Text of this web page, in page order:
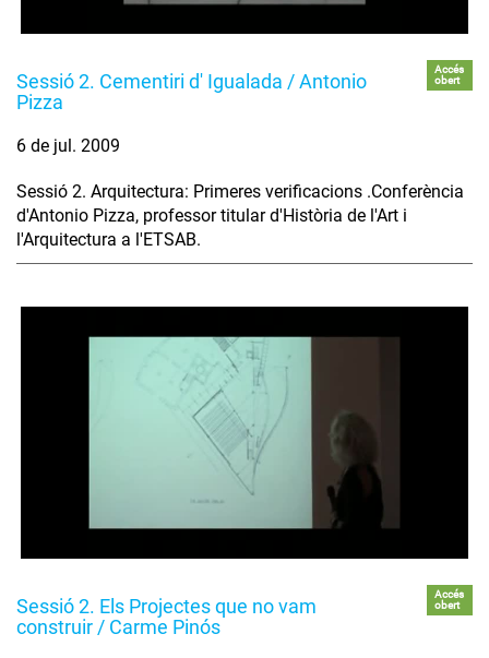
Sessió 2. Cementiri d' Igualada / Antonio
Pizza
Accés
obert
6 de jul. 2009
Sessió 2. Arquitectura: Primeres verificacions .Conferència
d'Antonio Pizza, professor titular d'Història de l'Art i
l'Arquitectura a l'ETSAB.
Sessió 2. Els Projectes que no vam
construir / Carme Pinós
Accés
obert